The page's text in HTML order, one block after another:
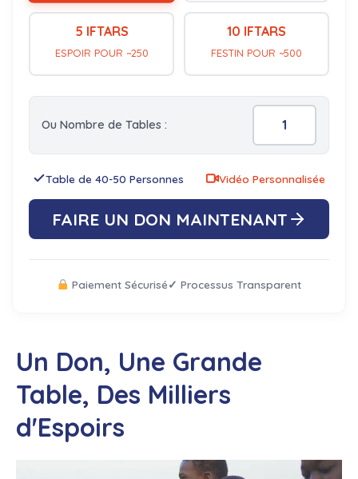
Un Don, Une Grande
Table, Des Milliers
d'Espoirs
5 IFTARS
ESPOIR POUR ~250
10 IFTARS
FESTIN POUR ~500
Ou Nombre de Tables :
Table de 40-50 Personnes Vidéo Personnalisée
FAIRE UN DON MAINTENANT
Paiement Sécurisé✓ Processus Transparent